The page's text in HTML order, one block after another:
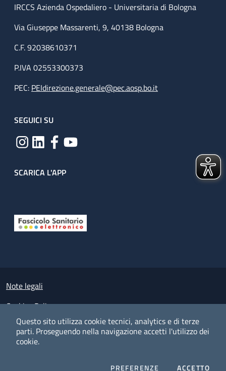
Questo sito utilizza cookie tecnici, analytics e di terze
parti. Proseguendo nella navigazione accetti l'utilizzo dei
cookie.
PREFERENZE COOKIESACCETTOI
IRCCS Azienda Ospedaliero - Universitaria di Bologna
Via Giuseppe Massarenti, 9, 40138 Bologna
C.F. 92038610371
P.IVA 02553300373
PEC: PEIdirezione.generale@pec.aosp.bo.it
SEGUICI SU
SCARICA L'APP
Small prints
Note legali
Cookies Policy
Policy privacy e protezione del dato personale
Albo pretorio on-line